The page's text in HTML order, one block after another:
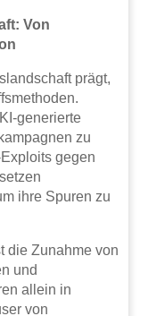
Von
prägt,
generierte
zu
gegen
ihre Spuren zu
die Zunahme von
und
allein in
von